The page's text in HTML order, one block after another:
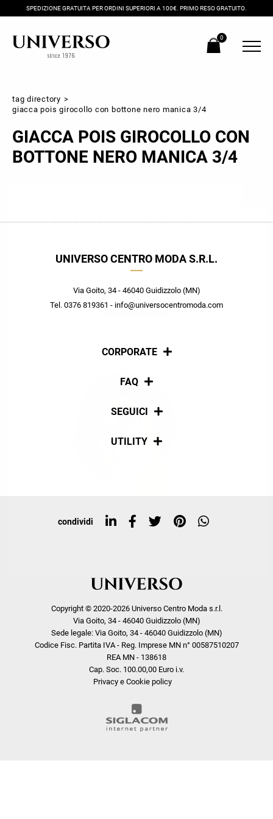
SPEDIZIONE GRATUITA PER ORDINI SUPERIORI A 100€. PRIMO RESO GRATUITO.
0
tag directory >
giacca pois girocollo con bottone nero manica 3/4
GIACCA POIS GIROCOLLO CON
BOTTONE NERO MANICA 3/4
UNIVERSO CENTRO MODA S.R.L.
Via Goito, 34 - 46040 Guidizzolo (MN)
Tel. 0376 819361 - info@universocentromoda.com
CORPORATE
Chi siamo
FAQ
Pagamenti
SEGUICI
Social
UTILITY
Top ricerche
condividi
Copyright © 2020-2026 Universo Centro Moda s.r.l.
Via Goito, 34 - 46040 Guidizzolo (MN)
Sede legale: Via Goito, 34 - 46040 Guidizzolo (MN)
Codice Fisc. Partita IVA - Reg. Imprese MN n° 00587510207
REA MN - 138618
Cap. Soc. 100.00,00 Euro i.v.
Privacy e Cookie policy
Iscriviti alla newsletter
nuovi arrivi utilizzabile anche in negozio!
Crea il tuo stile grazie ai consigli dei nostri personal shopper e
ISCRIVITI